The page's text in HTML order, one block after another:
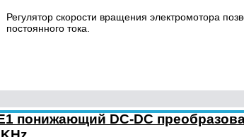
Регулятор скорости вращения электромотора
постоянного тока.
понижающий DC-DC